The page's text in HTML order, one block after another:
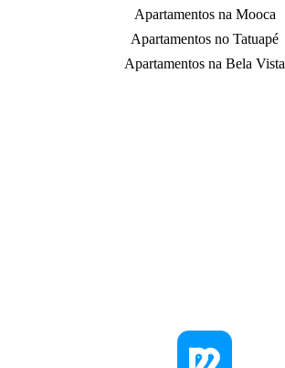
Apartamentos na Mooca
Apartamentos no Tatuapé
Apartamentos na Bela Vista